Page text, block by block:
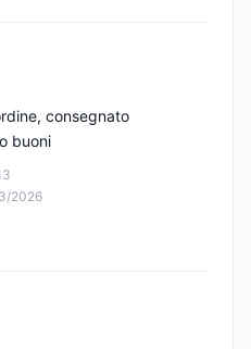
2026
consegnato
buoni